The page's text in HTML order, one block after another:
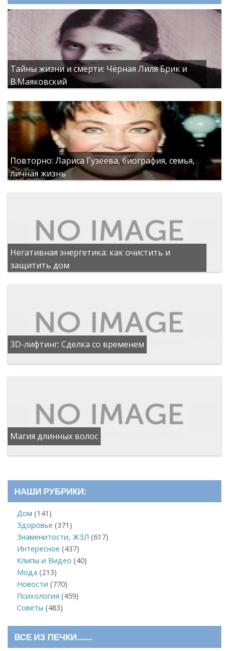
Тайны жизни и смерти: Чёрная Лиля Брик и
В.Маяковский
Повторно: Лариса Гузеева, биография, семья,
личная жизнь
Негативная энергетика: как очистить и
защитить дом
3D-лифтинг: Сделка со временем
Магия длинных волос
НАШИ РУБРИКИ:
Дом (141)
Здоровье (371)
Знаменитости, ЖЗЛ (617)
Интересное (437)
Клипы и Видео (40)
Мода (213)
Новости (770)
Психология (459)
Советы (483)
ВСЕ ИЗ ПЕЧКИ…….